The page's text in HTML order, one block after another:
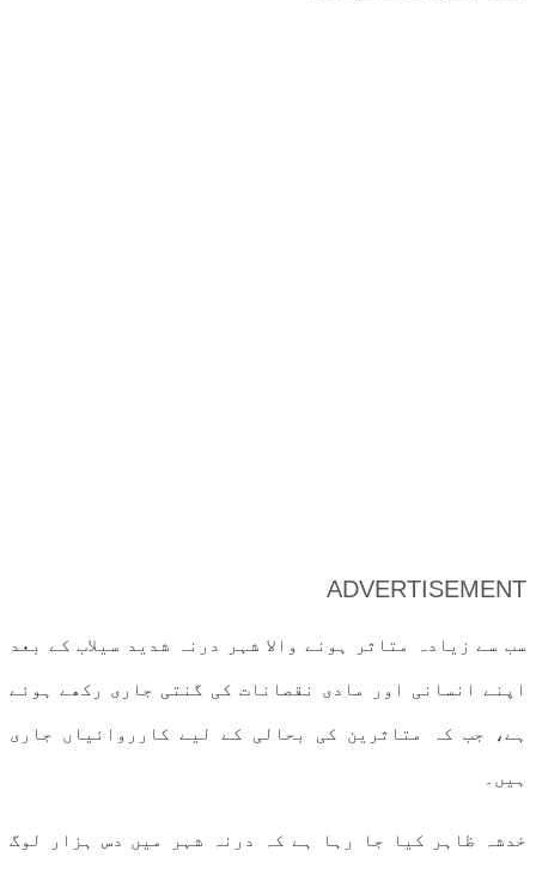
ADVERTISEMENT
سب سے زیادہ متاثر ہونے والا شہر درنہ شدید سیلاب کے بعد
اپنے انسانی اور مادی نقصانات کی گنتی جاری رکھے ہوئے
ہے، جب کہ متاثرین کی بحالی کے لیے کارروائیاں جاری
ہیں۔
خدشہ ظاہر کیا جا رہا ہے کہ درنہ شہر میں دس ہزار لوگ